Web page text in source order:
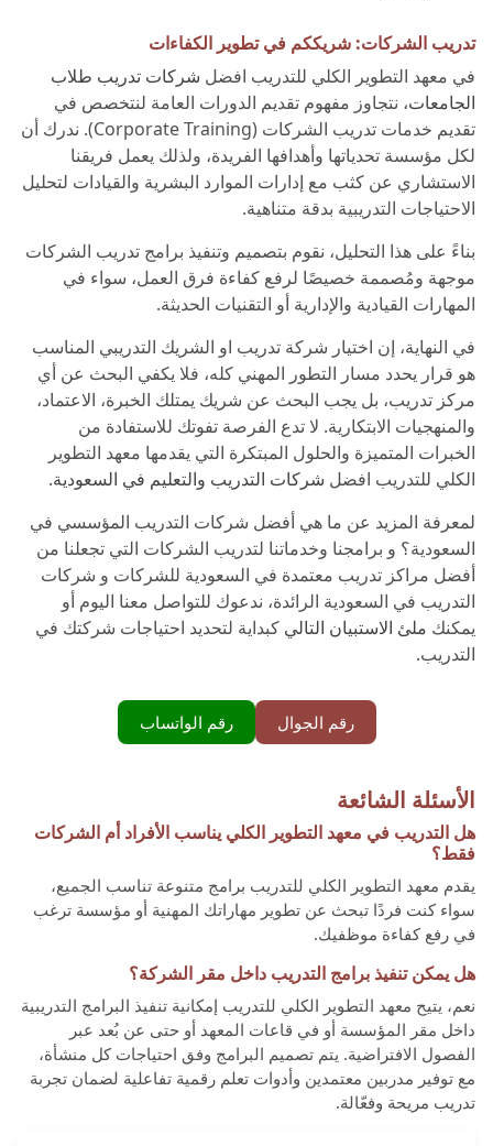
تدريب الشركات: شريككم في تطوير الكفاءات
في معهد التطوير الكلي للتدريب افضل شركات تدريب طلاب
الجامعات، نتجاوز مفهوم تقديم الدورات العامة لنتخصص في
تقديم خدمات تدريب الشركات (Corporate Training). ندرك أن
لكل مؤسسة تحدياتها وأهدافها الفريدة، ولذلك يعمل فريقنا
الاستشاري عن كثب مع إدارات الموارد البشرية والقيادات لتحليل
الاحتياجات التدريبية بدقة متناهية.
بناءً على هذا التحليل، نقوم بتصميم وتنفيذ برامج تدريب الشركات
موجهة ومُصممة خصيصًا لرفع كفاءة فرق العمل، سواء في
المهارات القيادية والإدارية أو التقنيات الحديثة.
في النهاية، إن اختيار شركة تدريب او الشريك التدريبي المناسب
هو قرار يحدد مسار التطور المهني كله، فلا يكفي البحث عن أي
مركز تدريب، بل يجب البحث عن شريك يمتلك الخبرة، الاعتماد،
والمنهجيات الابتكارية. لا تدع الفرصة تفوتك للاستفادة من
الخبرات المتميزة والحلول المبتكرة التي يقدمها معهد التطوير
الكلي للتدريب افضل شركات التدريب والتعليم في السعودية.
لمعرفة المزيد عن ما هي أفضل شركات التدريب المؤسسي في
السعودية؟ و برامجنا وخدماتنا لتدريب الشركات التي تجعلنا من
أفضل مراكز تدريب معتمدة في السعودية للشركات و شركات
التدريب في السعودية الرائدة، ندعوك للتواصل معنا اليوم أو
يمكنك ملئ الاستبيان التالي كبداية لتحديد احتياجات شركتك في
التدريب.
رقم الجوال رقم الواتساب
الأسئلة الشائعة
هل التدريب في معهد التطوير الكلي يناسب الأفراد أم الشركات
فقط؟
يقدم معهد التطوير الكلي للتدريب برامج متنوعة تناسب الجميع،
سواء كنت فردًا تبحث عن تطوير مهاراتك المهنية أو مؤسسة ترغب
في رفع كفاءة موظفيك.
هل يمكن تنفيذ برامج التدريب داخل مقر الشركة؟
نعم، يتيح معهد التطوير الكلي للتدريب إمكانية تنفيذ البرامج التدريبية
داخل مقر المؤسسة أو في قاعات المعهد أو حتى عن بُعد عبر
الفصول الافتراضية. يتم تصميم البرامج وفق احتياجات كل منشأة،
مع توفير مدربين معتمدين وأدوات تعلم رقمية تفاعلية لضمان تجربة
تدريب مريحة وفعّالة.